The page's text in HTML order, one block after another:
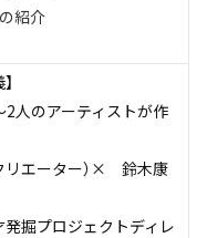
紹介
2人のアーティストが作
リエーター）× 鈴木康
発掘プロジェクトディレ